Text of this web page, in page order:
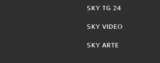
SKY TG 24
SKY VIDEO
SKY ARTE